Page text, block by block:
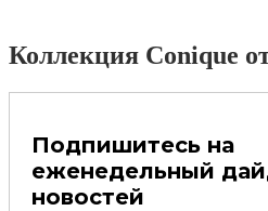
Коллекция Conique
Подпишитесь на
еженедельный
новостей